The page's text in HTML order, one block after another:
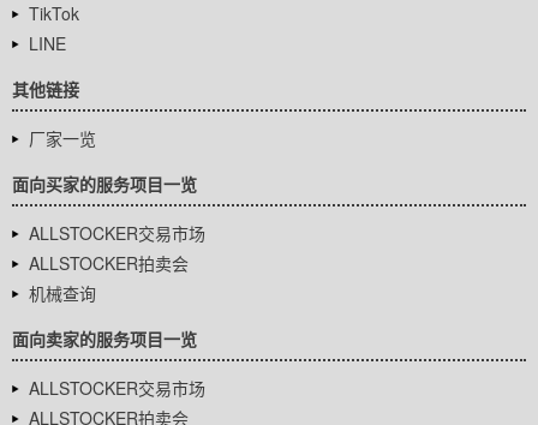
TikTok
LINE
其他链接
厂家一览
面向买家的服务项目一览
ALLSTOCKER交易市场
ALLSTOCKER拍卖会
机械查询
面向卖家的服务项目一览
ALLSTOCKER交易市场
ALLSTOCKER拍卖会